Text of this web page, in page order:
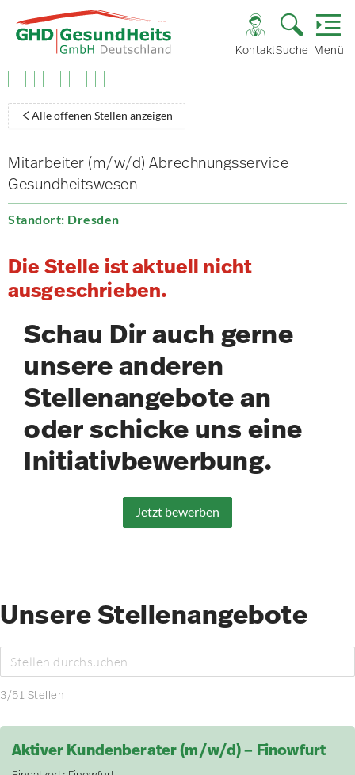
KontaktSuche Menü
Alle offenen Stellen anzeigen
Mitarbeiter (m/w/d) Abrechnungsservice
Gesundheitswesen
Standort: Dresden
Die Stelle ist aktuell nicht
ausgeschrieben.
Schau Dir auch gerne
unsere anderen
Stellenangebote an
oder schicke uns eine
Initiativbewerbung.
Jetzt bewerben
Unsere Stellenangebote
3/51 Stellen
Aktiver Kundenberater (m/w/d) – Finowfurt